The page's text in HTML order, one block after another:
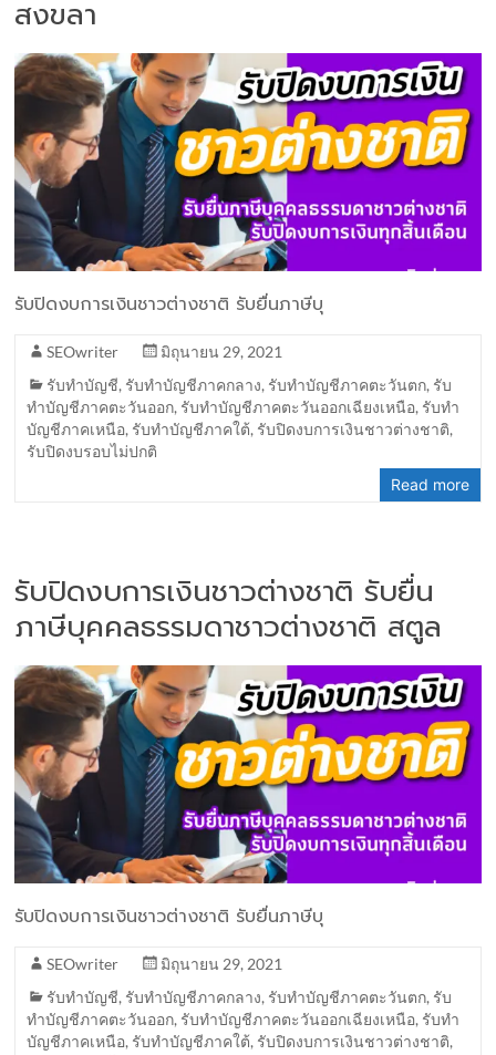
สงขลา
รับปิดงบการเงินชาวต่างชาติ รับยื่นภาษีบุ
SEOwriter
มิถุนายน 29, 2021
รับทำบัญชี, รับทำบัญชีภาคกลาง, รับทำบัญชีภาคตะวันตก, รับ
ทำบัญชีภาคตะวันออก, รับทำบัญชีภาคตะวันออกเฉียงเหนือ, รับทำ
บัญชีภาคเหนือ, รับทำบัญชีภาคใต้, รับปิดงบการเงินชาวต่างชาติ,
รับปิดงบรอบไม่ปกติ
Read more
รับปิดงบการเงินชาวต่างชาติ รับยื่น
ภาษีบุคคลธรรมดาชาวต่างชาติ สตูล
รับปิดงบการเงินชาวต่างชาติ รับยื่นภาษีบุ
SEOwriter
มิถุนายน 29, 2021
รับทำบัญชี, รับทำบัญชีภาคกลาง, รับทำบัญชีภาคตะวันตก, รับ
ทำบัญชีภาคตะวันออก, รับทำบัญชีภาคตะวันออกเฉียงเหนือ, รับทำ
บัญชีภาคเหนือ, รับทำบัญชีภาคใต้, รับปิดงบการเงินชาวต่างชาติ,